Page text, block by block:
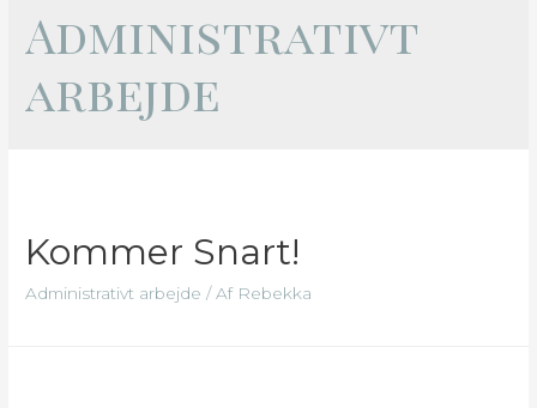
Administrativt
arbejde
Kommer Snart!
Administrativt arbejde / Af Rebekka